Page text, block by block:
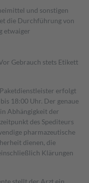
und sonstigen
die Durchführung von
etwaiger
Gebrauch stets Etikett
erfolgt
18:00 Uhr. Der genaue
Abhängigkeit der
des Spediteurs
pharmazeutische
dienen, die
Klärungen
stellt der Arzt ein